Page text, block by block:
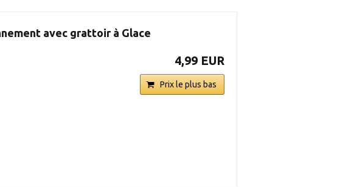
avec grattoir à Glace
4,99 EUR
Prix le plus bas